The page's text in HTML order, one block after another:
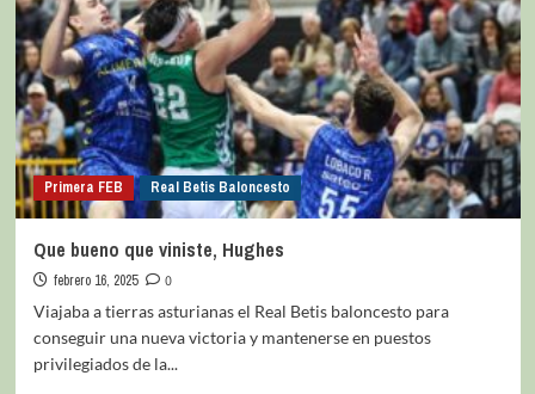
Primera FEB Real Betis Baloncesto
Que bueno que viniste, Hughes
febrero 16, 2025
0
Viajaba a tierras asturianas el Real Betis baloncesto para
conseguir una nueva victoria y mantenerse en puestos
privilegiados de la...